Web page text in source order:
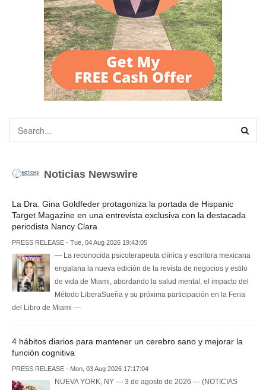
Noticias Newswire
La Dra. Gina Goldfeder protagoniza la portada de Hispanic
Target Magazine en una entrevista exclusiva con la destacada
periodista Nancy Clara
PRESS RELEASE - Tue, 04 Aug 2026 19:43:05
— La reconocida psicoterapeuta clínica y escritora mexicana
engalana la nueva edición de la revista de negocios y estilo
de vida de Miami, abordando la salud mental, el impacto del
Método LiberaSueña y su próxima participación en la Feria
del Libro de Miami —
4 hábitos diarios para mantener un cerebro sano y mejorar la
función cognitiva
PRESS RELEASE - Mon, 03 Aug 2026 17:17:04
NUEVA YORK, NY — 3 de agosto de 2026 — (NOTICIAS